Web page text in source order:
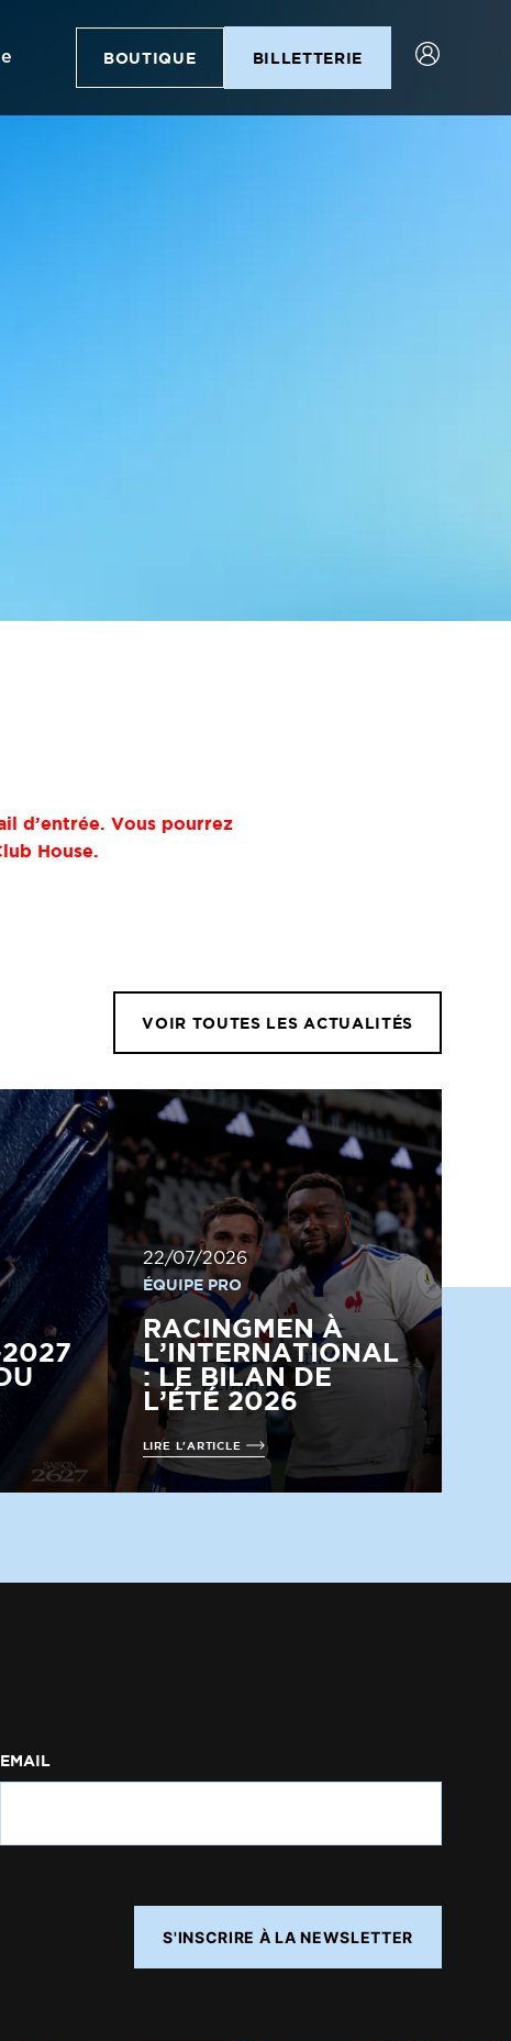
BOUTIQUE BILLETTERIE
d’entrée. Vous pourrez
House.
VOIR TOUTES LES ACTUALITÉS
22/07/2026
ÉQUIPE PRO
RACINGMEN À
L’INTERNATIONAL
: LE BILAN DE
L’ÉTÉ 2026
LIRE L'ARTICLE
EMAIL
S'INSCRIRE À LA NEWSLETTER